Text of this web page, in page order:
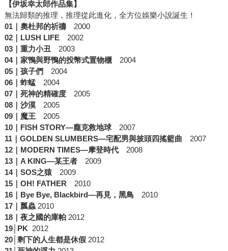
【伊坂幸太郎作品集】
無法歸類的推理，推理從此進化，全方位娛樂小說誕生！
01｜奧杜邦的祈禱2000
02｜ LUSH LIFE2002
03｜重力小丑
2003
04｜家鴨與野鴨的投幣式置物櫃2004
05｜孩子們
2004
06｜蚱蜢2004
07｜死神的精確度2005
08｜沙漠2005
09｜魔王2005
10｜ FISH STORY—龐克救地球2007
11｜ GOLDEN SLUMBERS—宅配男與披頭四搖籃曲 2007
12｜ MODERN TIMES—摩登時代 2008
13｜ A KING—某王者 2009
14｜ SOS之猿 2009
15｜ OH! FATHER 2010
16｜ Bye Bye, Blackbird—再見，黑鳥 2010
17｜瓢蟲2010
18｜夜之國的庫帕2012
19│PK 2012
20│ 剩下的人生都是休假2012